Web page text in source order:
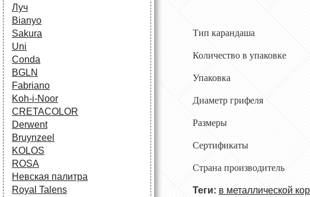
Луч
Bianyo
Sakura
Uni
Conda
BGLN
Fabriano
Koh-i-Noor
CRETACOLOR
Derwent
Bruynzeel
KOLOS
ROSA
Невская палитра
Royal Talens
Тип карандаша
Количество в
Упаковка
Диаметр
Размеры 33 *
Сертификаты
Страна
Теги: в металлической